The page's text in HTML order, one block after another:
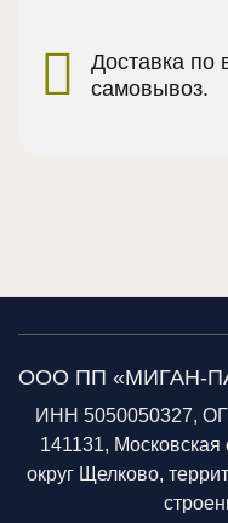
Доставка по
самовывоз.
ООО ПП «МИГАН-
ИНН 5050050327,
141131, Московская
округ Щелково,